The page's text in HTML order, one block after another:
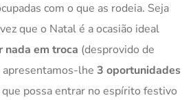
com o que as rodeia. Seja
que o Natal é a ocasião ideal
nada em troca (desprovido de
apresentamos-lhe 3 oportunidades
que possa entrar no espírito festivo